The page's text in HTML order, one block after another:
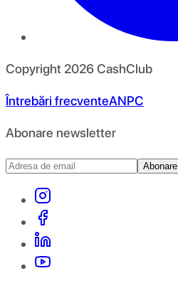
Copyright 2026CashClub
Întrebări frecventeANPC
Abonare newsletter
Abonare